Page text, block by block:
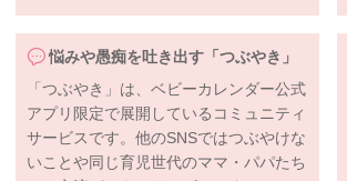
悩みや愚痴を吐き出す「つぶやき」
「つぶやき」は、ベビーカレンダー公式
アプリ限定で展開しているコミュニティ
サービスです。他のSNSではつぶやけな
いことや同じ育児世代のママ・パパたち